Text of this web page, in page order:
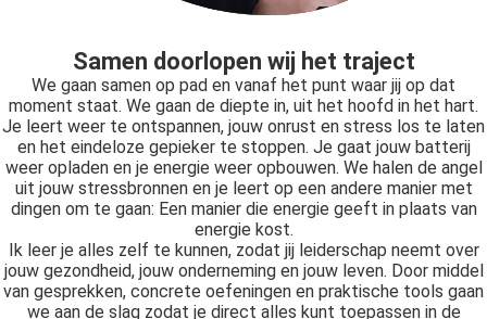
Samen doorlopen wij het traject
We gaan samen op pad en vanaf het punt waar jij op dat
moment staat. We gaan de diepte in, uit het hoofd in het hart.
Je leert weer te ontspannen, jouw onrust en stress los te laten
en het eindeloze gepieker te stoppen. Je gaat jouw batterij
weer opladen en je energie weer opbouwen. We halen de angel
uit jouw stressbronnen en je leert op een andere manier met
dingen om te gaan: Een manier die energie geeft in plaats van
energie kost.
Ik leer je alles zelf te kunnen, zodat jij leiderschap neemt over
jouw gezondheid, jouw onderneming en jouw leven. Door middel
van gesprekken, concrete oefeningen en praktische tools gaan
we aan de slag zodat je direct alles kunt toepassen in de